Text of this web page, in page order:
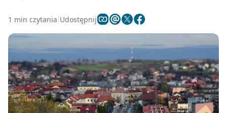
1 min czytania Udostępnij